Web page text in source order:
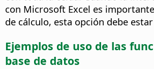
con Microsoft Excel es
de cálculo, esta opción debe
Ejemplos de uso de las
base de datos